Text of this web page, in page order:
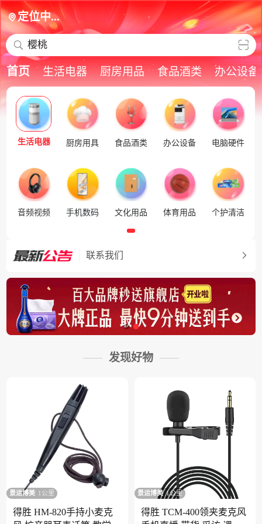
定位中...
樱桃
首页 生活电器 厨房用品 食品酒类 办公设备
生活电器 厨房用具 食品酒类 办公设备 电脑硬件
音频视频 手机数码 文化用品 体育用品 个护清洁
联系我们
发现好物
景运博美 1公里
得胜 HM-820手持小麦克
景运博美 1公里
得胜 TCM-400领夹麦克风